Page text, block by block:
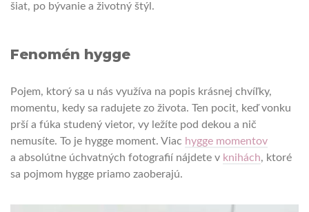
šiat, po bývanie a životný štýl.
Fenomén hygge
Pojem, ktorý sa u nás využíva na popis krásnej chvíľky,
momentu, kedy sa radujete zo života. Ten pocit, keď vonku
prší a fúka studený vietor, vy ležíte pod dekou a nič
nemusíte. To je hygge moment. Viac hygge momentov
a absolútne úchvatných fotografií nájdete v knihách, ktoré
sa pojmom hygge priamo zaoberajú.